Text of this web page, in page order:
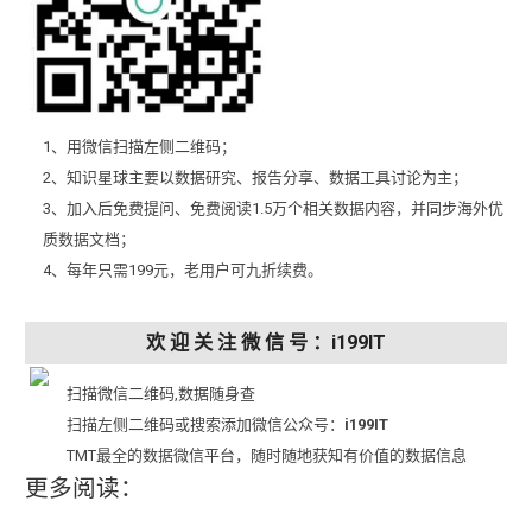
1、用微信扫描左侧二维码；
2、知识星球主要以数据研究、报告分享、数据工具讨论为主；
3、加入后免费提问、免费阅读1.5万个相关数据内容，并同步海外优
质数据文档；
4、每年只需199元，老用户可九折续费。
欢 迎 关 注 微 信 号 ：i199IT
扫描微信二维码,数据随身查
扫描左侧二维码或搜索添加微信公众号： i199IT
TMT最全的数据微信平台，随时随地获知有价值的数据信息
更多阅读：